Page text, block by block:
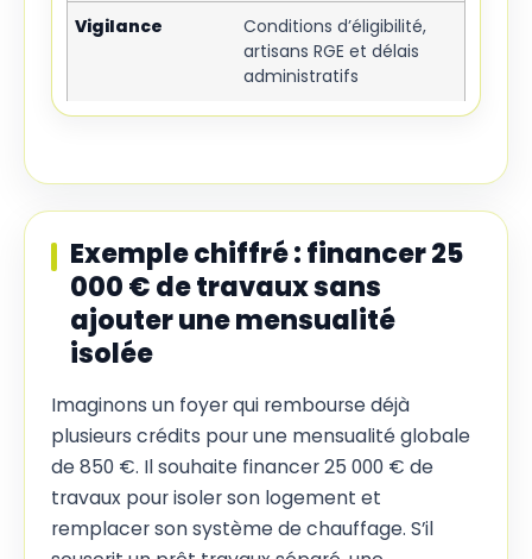
Conditions d’éligibilité,
artisans RGE et délais
administratifs
Exemple chiffré : financer 25
000 € de travaux sans
ajouter une mensualité
isolée
Imaginons un foyer qui rembourse déjà
plusieurs crédits pour une mensualité globale
de 850 €. Il souhaite financer 25 000 € de
travaux pour isoler son logement et
remplacer son système de chauffage. S’il